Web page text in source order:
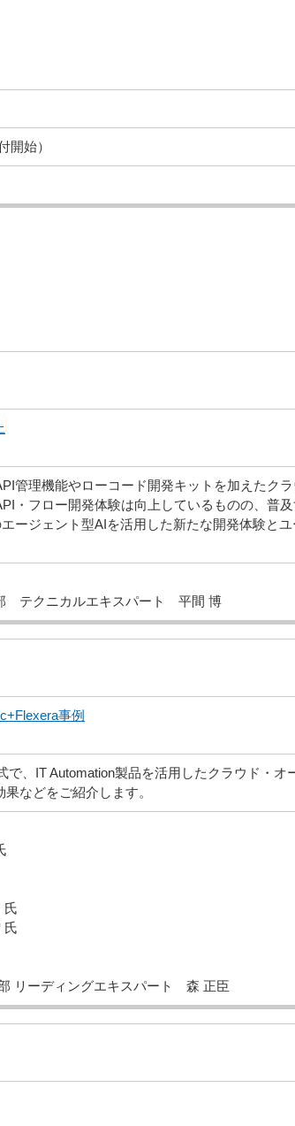
開始）
管理機能やローコード開発キットを加えたクラ
・フロー開発体験は向上しているものの、普
ージェント型AIを活用した新たな開発体験と
テクニカルエキスパート 平間 博
事例
、IT Automation製品を活用したクラウド・オ
などをご紹介します。
氏
氏
リーディングエキスパート 森 正臣